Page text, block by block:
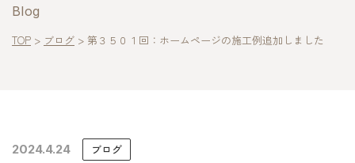
モデルハウス
Blog
TOP > ブログ > 第３５０１回：ホームページの施工例追加しました
2024.4.24 ブログ